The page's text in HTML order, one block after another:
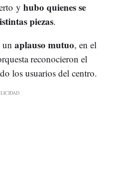
y hubo quienes se
piezas.
un aplauso mutuo, en el
reconocieron el
los usuarios del centro.